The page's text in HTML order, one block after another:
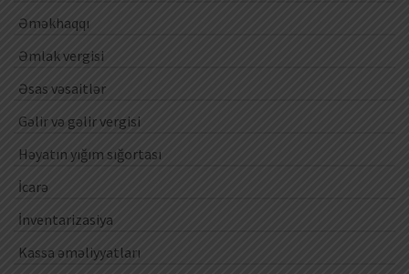
Əməkhaqqı
Əmlak vergisi
Əsas vəsaitlər
Gəlir və gəlir vergisi
Həyatın yığım sığortası
İcarə
İnventarizasiya
Kassa əməliyyatları